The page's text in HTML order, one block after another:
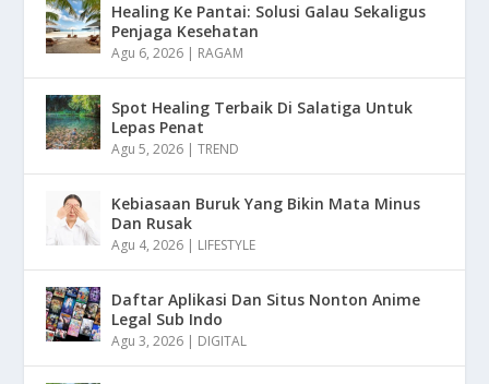
Healing Ke Pantai: Solusi Galau Sekaligus
Penjaga Kesehatan
Agu 6, 2026 | RAGAM
Spot Healing Terbaik Di Salatiga Untuk
Lepas Penat
Agu 5, 2026 |TREND
Kebiasaan Buruk Yang Bikin Mata Minus
Dan Rusak
Agu 4, 2026 | LIFESTYLE
Daftar Aplikasi Dan Situs Nonton Anime
Legal Sub Indo
Agu 3, 2026 | DIGITAL